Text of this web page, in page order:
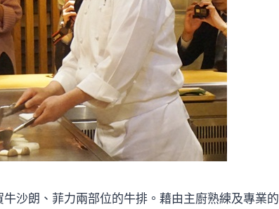
沙朗、菲力兩部位的牛排。藉由主廚熟練及專業的